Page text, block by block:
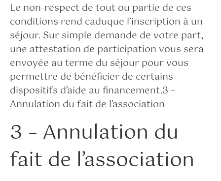
Le non-respect de tout ou partie de ces
conditions rend caduque l’inscription à un
séjour. Sur simple demande de votre part,
une attestation de participation vous sera
envoyée au terme du séjour pour vous
permettre de bénéficier de certains
dispositifs d’aide au financement.3 –
Annulation du fait de l’association
3 – Annulation du
fait de l’association